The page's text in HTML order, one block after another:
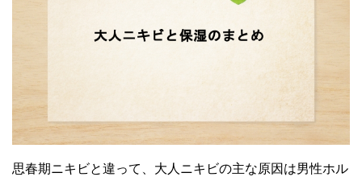
思春期ニキビと違って、大人ニキビの主な原因は男性ホル